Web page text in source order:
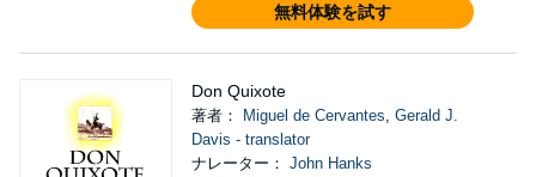
無料体験を試す
Don Quixote
著者： Miguel de Cervantes, Gerald J.
Davis - translator
ナレーター： John Hanks